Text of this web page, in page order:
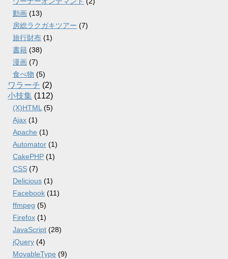
動画 (13)
房総ラクガキツアー (7)
旅行財布 (1)
書籍 (38)
漫画 (7)
食べ物 (5)
ワラーチ (2)
小技集 (112)
(X)HTML (5)
Ajax (1)
Apache (1)
Automator (1)
CakePHP (1)
CSS (7)
Delicious (1)
Facebook (11)
ffmpeg (5)
Firefox (1)
JavaScript (28)
jQuery (4)
MovableType (9)